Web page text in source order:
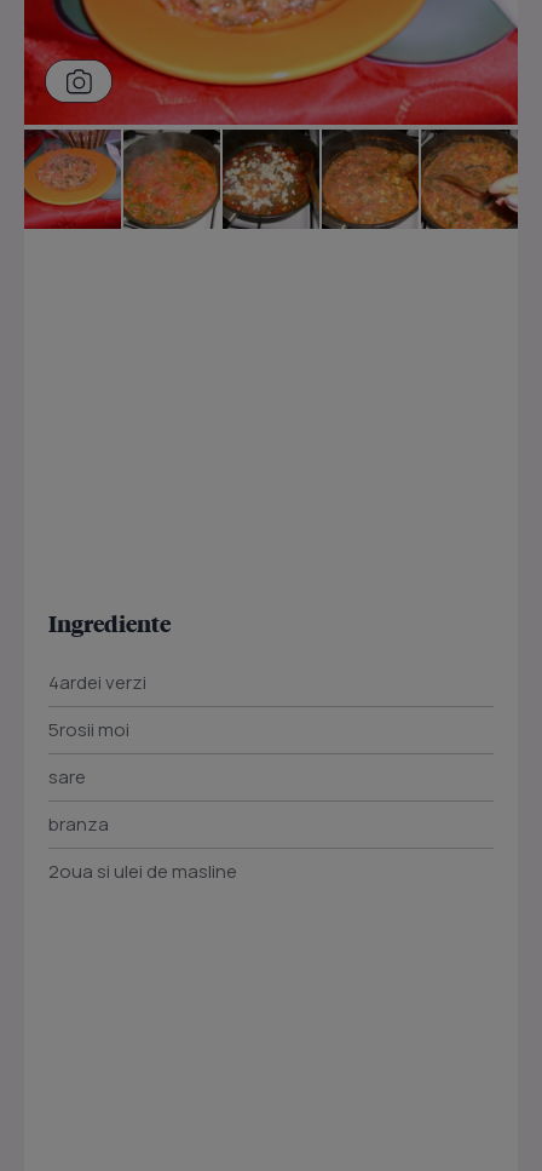
Ingrediente
4ardei verzi
5rosii moi
sare
branza
2oua si ulei de masline